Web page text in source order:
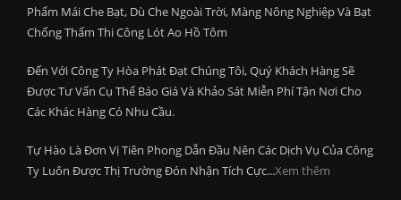
Phẩm Mái Che Bạt, Dù Che Ngoài Trời, Màng Nông Nghiệp Và Bạt
Chống Thấm Thi Công Lót Ao Hồ Tôm
Đến Với Công Ty Hòa Phát Đạt Chúng Tôi, Quý Khách Hàng Sẽ
Được Tư Vấn Cụ Thể Báo Giá Và Khảo Sát Miễn Phí Tận Nơi Cho
Các Khác Hàng Có Nhu Cầu.
Tự Hào Là Đơn Vị Tiên Phong Dẫn Đầu Nên Các Dịch Vụ Của Công
Ty Luôn Được Thị Trường Đón Nhận Tích Cực...Xem thêm